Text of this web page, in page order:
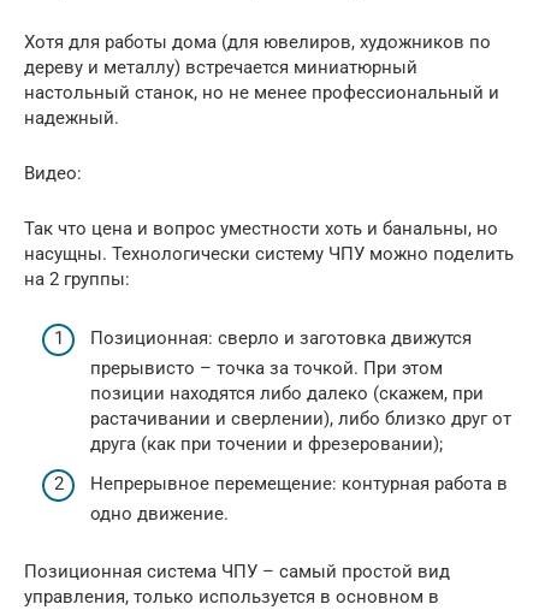
Хотя для работы дома (для ювелиров, художников по
дереву и металлу) встречается миниатюрный
настольный станок, но не менее профессиональный и
надежный.
Видео:
Так что цена и вопрос уместности хоть и банальны, но
насущны. Технологически систему ЧПУ можно поделить
на 2 группы:
Позиционная: сверло и заготовка движутся
прерывисто – точка за точкой. При этом
позиции находятся либо далеко (скажем, при
растачивании и сверлении), либо близко друг от
друга (как при точении и фрезеровании);
Непрерывное перемещение: контурная работа в
одно движение.
Позиционная система ЧПУ – самый простой вид
управления, только используется в основном в